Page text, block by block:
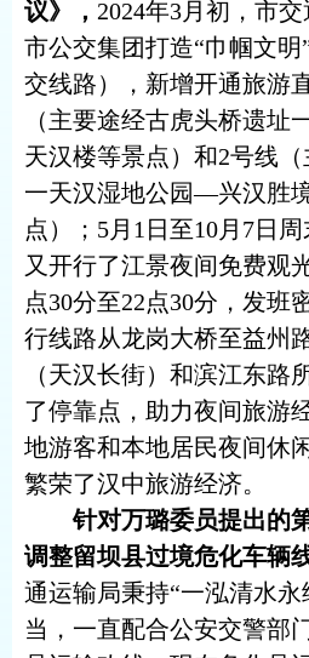
议》， 2024年3月初，市
市公交集团打造“巾帼文
交线路），新增开通旅游
（主要途经古虎头桥遗址
天汉楼等景点）和2号线
一天汉湿地公园—兴汉胜
点）；5月1日至10月7日周
又开行了江景夜间免费观
点30分至22点30分，发班
行线路从龙岗大桥至益州
（天汉长街）和滨江东路
了停靠点，助力夜间旅游
地游客和本地居民夜间休
繁荣了汉中旅游经济。
针对万璐委员提出的
调整留坝县过境危化车辆
通运输局秉持“一泓清水
当，一直配合公安交警部